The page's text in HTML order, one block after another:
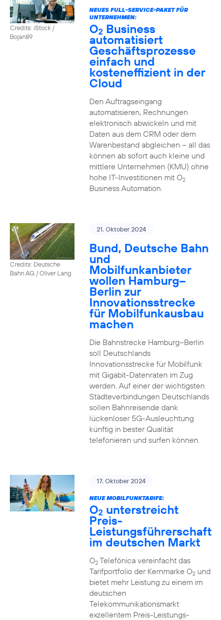
Credits: iStock /
Bojan89
NEUES FULL-SERVICE-PAKET FÜR
UNTERNEHMEN:
O2 Business
automatisiert
Geschäftsprozesse
einfach und
kosteneffizient in der
Cloud
Den Auftragseingang
automatisieren, Rechnungen
elektronisch abwickeln und mit
Daten aus dem CRM oder dem
Warenbestand abgleichen – all das
können ab sofort auch kleine und
mittlere Unternehmen (KMU) ohne
hohe IT-Investitionen mit O2
Business Automation.
Credits: Deutsche
Bahn AG / Oliver Lang
21. Oktober 2024
Bund, Deutsche Bahn
und
Mobilfunkanbieter
wollen Hamburg–
Berlin zur
Innovationsstrecke
für Mobilfunkausbau
machen
Die Bahnstrecke Hamburg–Berlin
soll Deutschlands
Innovationsstrecke für Mobilfunk
mit Gigabit-Datenraten im Zug
werden. Auf einer der wichtigsten
Städteverbindungen Deutschlands
sollen Bahnreisende dank
lückenloser 5G-Ausleuchtung
künftig in bester Qualität
telefonieren und surfen können.
17. Oktober 2024
NEUE MOBILFUNKTARIFE:
O2 unterstreicht
Preis-
Leistungsführerschaft
im deutschen Markt
O2Telefónica vereinfacht das
Tarifportfolio der Kernmarke O2und
bietet mehr Leistung zu einem im
deutschen
Telekommunikationsmarkt
exzellentem Preis-Leistungs-